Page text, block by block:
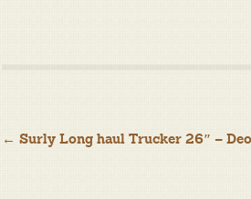
Navigation
← Surly Long haul Trucker 26″ –